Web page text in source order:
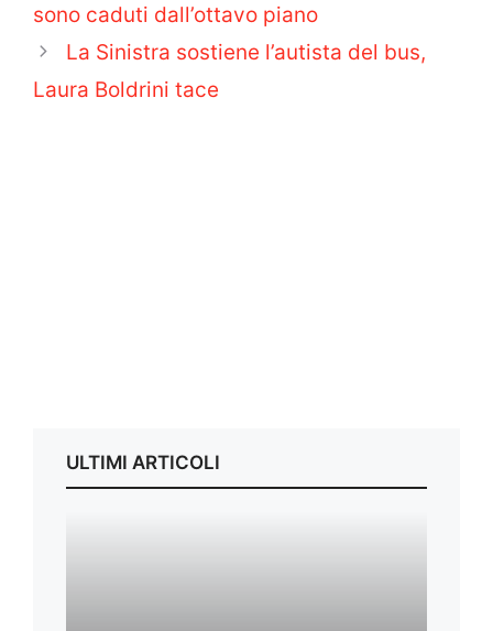
sono caduti dall’ottavo piano
La Sinistra sostiene l’autista del bus,
Laura Boldrini tace
ULTIMI ARTICOLI